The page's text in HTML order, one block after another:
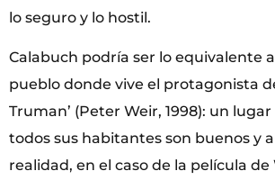
lo seguro y lo hostil.
Calabuch podría ser lo equivalente
pueblo donde vive el protagonista
Truman’ (Peter Weir, 1998): un
todos sus habitantes son buenos y
realidad, en el caso de la película de